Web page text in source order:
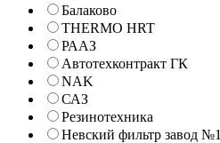
Балаково
THERMO HRT
РААЗ
Автотехконтракт ГК
NAK
САЗ
Резинотехника
Невский фильтр завод №1